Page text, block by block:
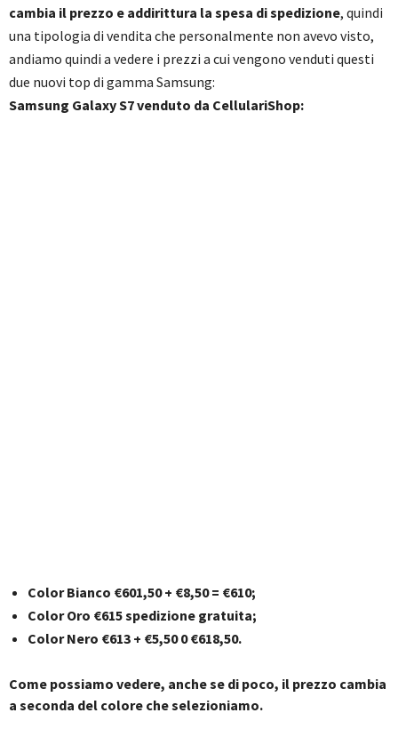
cambia il prezzo e addirittura la spesa di spedizione, quindi
una tipologia di vendita che personalmente non avevo visto,
andiamo quindi a vedere i prezzi a cui vengono venduti questi
due nuovi top di gamma Samsung:
Samsung Galaxy S7 venduto da CellulariShop:
Color Bianco €601,50 + €8,50 = €610;
Color Oro €615 spedizione gratuita;
Color Nero €613 + €5,50 0 €618,50.
Come possiamo vedere, anche se di poco, il prezzo cambia
a seconda del colore che selezioniamo.